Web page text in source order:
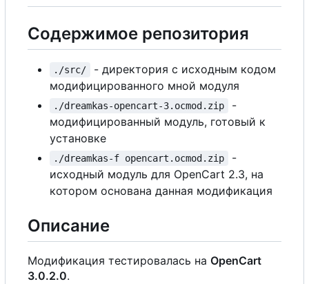
Содержимое репозитория
./src/
- директория с исходным кодом
модифицированного мной модуля
./dreamkas-opencart-3.ocmod.zip
-
модифицированный модуль, готовый к
установке
./dreamkas-f opencart.ocmod.zip
-
исходный модуль для OpenCart 2.3, на
котором основана данная модификация
Описание
Модификация тестировалась на OpenCart
3.0.2.0.